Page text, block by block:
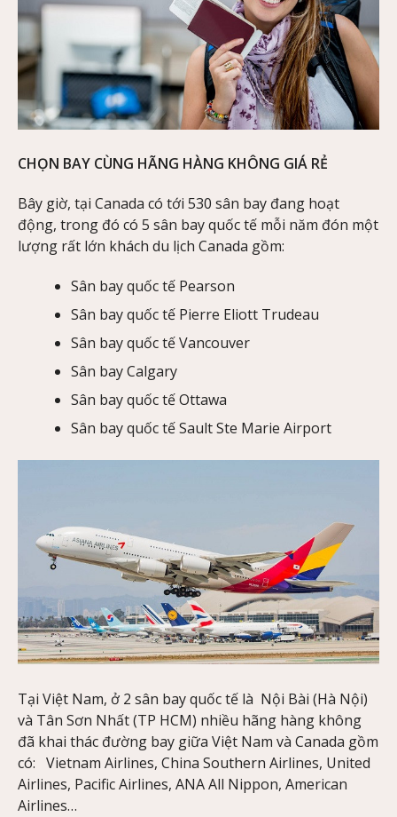
CHỌN BAY CÙNG HÃNG HÀNG KHÔNG GIÁ RẺ
Bây giờ, tại Canada có tới 530 sân bay đang hoạt
động, trong đó có 5 sân bay quốc tế mỗi năm đón một
lượng rất lớn khách du lịch Canada gồm:
Sân bay quốc tế Pearson
Sân bay quốc tế Pierre Eliott Trudeau
Sân bay quốc tế Vancouver
Sân bay Calgary
Sân bay quốc tế Ottawa
Sân bay quốc tế Sault Ste Marie Airport
Tại Việt Nam, ở 2 sân bay quốc tế là Nội Bài (Hà Nội)
và Tân Sơn Nhất (TP HCM) nhiều hãng hàng không
đã khai thác đường bay giữa Việt Nam và Canada gồm
có: Vietnam Airlines, China Southern Airlines, United
Airlines, Pacific Airlines, ANA All Nippon, American
Airlines…